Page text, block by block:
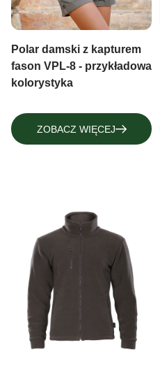
Polar damski z kapturem
fason VPL-8 - przykładowa
kolorystyka
ZOBACZ WIĘCEJ